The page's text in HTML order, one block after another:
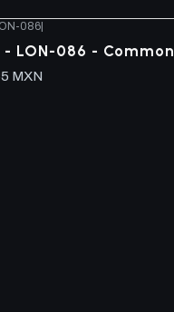
086
LON-086 - Common
MXN